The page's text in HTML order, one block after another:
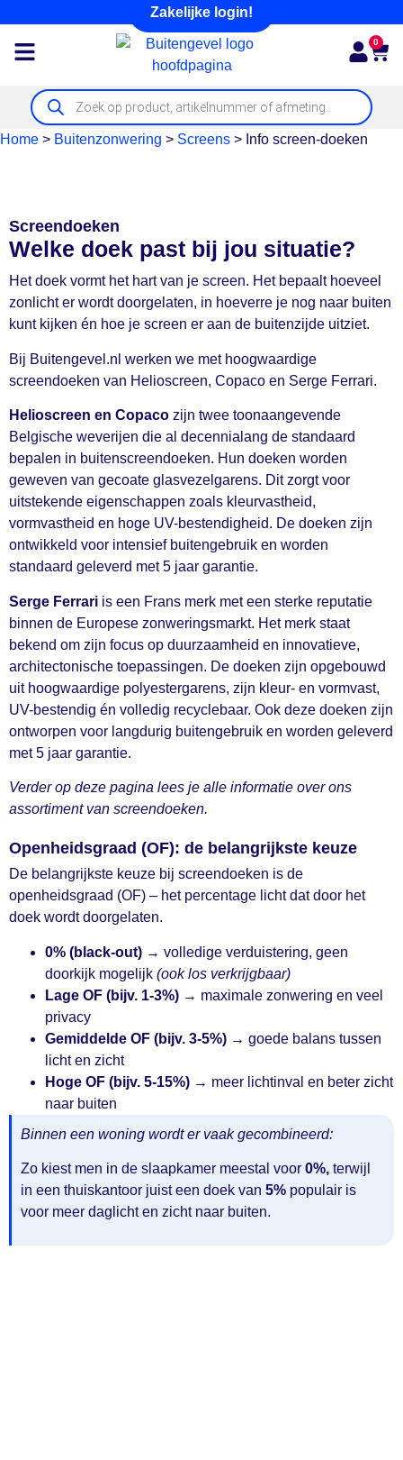
Zakelijke login!
0
Home > Buitenzonwering > Screens > Info screen-doeken
Screendoeken
Welke doek past bij jou situatie?
Het doek vormt het hart van je screen. Het bepaalt hoeveel
zonlicht er wordt doorgelaten, in hoeverre je nog naar buiten
kunt kijken én hoe je screen er aan de buitenzijde uitziet.
Bij Buitengevel.nl werken we met hoogwaardige
screendoeken van Helioscreen, Copaco en Serge Ferrari.
Helioscreen en Copaco zijn twee toonaangevende
Belgische weverijen die al decennialang de standaard
bepalen in buitenscreendoeken. Hun doeken worden
geweven van gecoate glasvezelgarens. Dit zorgt voor
uitstekende eigenschappen zoals kleurvastheid,
vormvastheid en hoge UV-bestendigheid. De doeken zijn
ontwikkeld voor intensief buitengebruik en worden
standaard geleverd met 5 jaar garantie.
Serge Ferrari is een Frans merk met een sterke reputatie
binnen de Europese zonweringsmarkt. Het merk staat
bekend om zijn focus op duurzaamheid en innovatieve,
architectonische toepassingen. De doeken zijn opgebouwd
uit hoogwaardige polyestergarens, zijn kleur- en vormvast,
UV-bestendig én volledig recyclebaar. Ook deze doeken zijn
ontworpen voor langdurig buitengebruik en worden geleverd
met 5 jaar garantie.
Verder op deze pagina lees je alle informatie over ons
assortiment van screendoeken.
Openheidsgraad (OF): de belangrijkste keuze
De belangrijkste keuze bij screendoeken is de
openheidsgraad (OF) – het percentage licht dat door het
doek wordt doorgelaten.
0% (black-out) → volledige verduistering, geen
doorkijk mogelijk (ook los verkrijgbaar)
Lage OF (bijv. 1-3%) → maximale zonwering en veel
privacy
Gemiddelde OF (bijv. 3-5%) → goede balans tussen
licht en zicht
Hoge OF (bijv. 5-15%) → meer lichtinval en beter zicht
naar buiten
Binnen een woning wordt er vaak gecombineerd:
Zo kiest men in de slaapkamer meestal voor 0%, terwijl
in een thuiskantoor juist een doek van 5% populair is
voor meer daglicht en zicht naar buiten.